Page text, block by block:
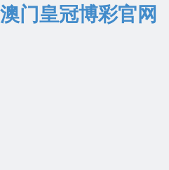
澳门皇冠博彩官网